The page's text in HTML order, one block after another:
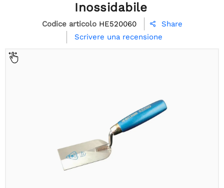
Inossidabile
Codice articolo HE520060 
Share
Scrivere una recensione